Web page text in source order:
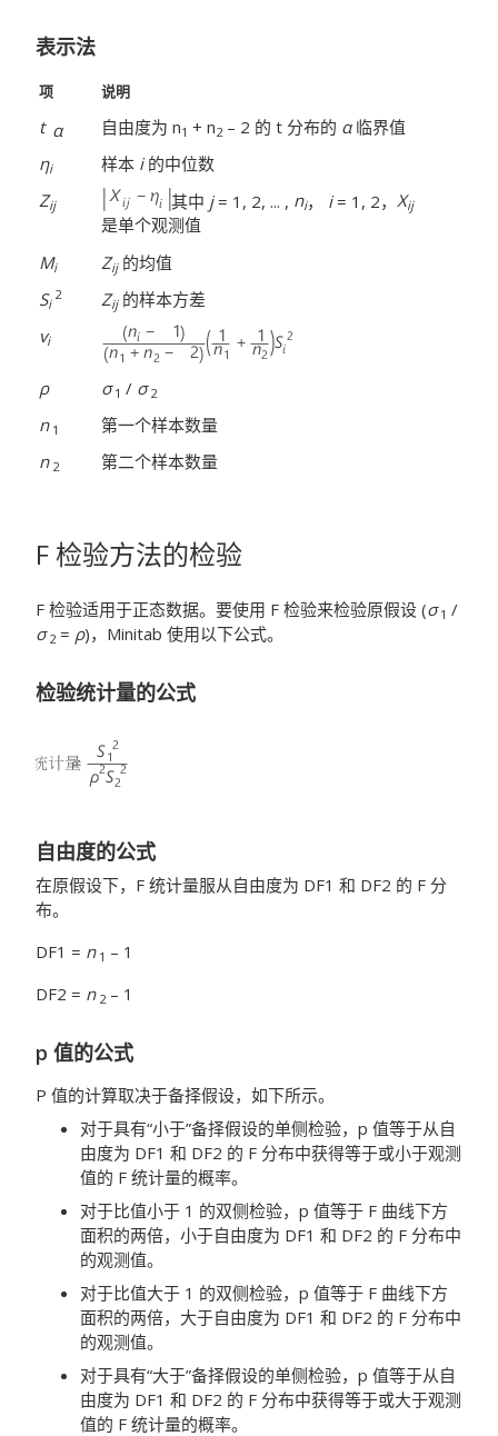
表示法
项 说明
t α 自由度为 n1 + n2 – 2 的 t 分布的 α临界值
ηi 样本 i的中位数
Zij 其中 j= 1, 2, ... , ni， i= 1, 2， Xij
是单个观测值
Mi Zij的均值
Si
2 Zij的样本方差
vi
ρ σ 1 / σ 2
n 1
第一个样本数量
n 2 第二个样本数量
F 检验方法的检验
F 检验适用于正态数据。要使用 F 检验来检验原假设 (σ 1 /
σ 2 = ρ)，Minitab 使用以下公式。
检验统计量的公式
自由度的公式
在原假设下，F 统计量服从自由度为 DF1 和 DF2 的 F 分
布。
DF1 = n 1 – 1
DF2 = n 2 – 1
p 值的公式
P 值的计算取决于备择假设，如下所示。
对于具有“小于”备择假设的单侧检验，p 值等于从自
由度为 DF1 和 DF2 的 F 分布中获得等于或小于观测
值的 F 统计量的概率。
对于比值小于 1 的双侧检验，p 值等于 F 曲线下方
面积的两倍，小于自由度为 DF1 和 DF2 的 F 分布中
的观测值。
对于比值大于 1 的双侧检验，p 值等于 F 曲线下方
面积的两倍，大于自由度为 DF1 和 DF2 的 F 分布中
的观测值。
对于具有“大于”备择假设的单侧检验，p 值等于从自
由度为 DF1 和 DF2 的 F 分布中获得等于或大于观测
值的 F 统计量的概率。